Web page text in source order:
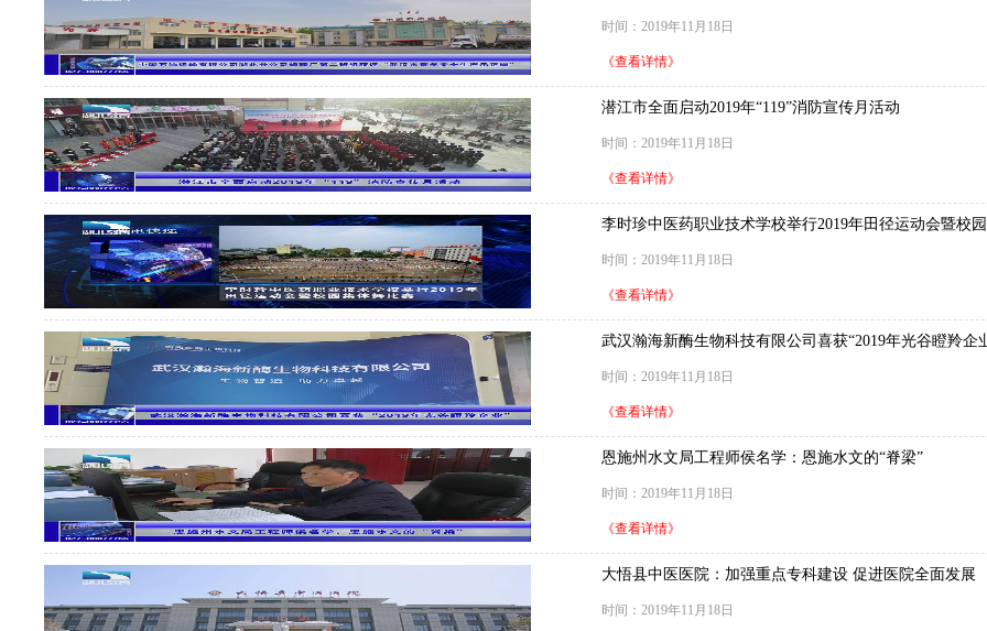
时间：2019年11月18日
《查看详情》
潜江市全面启动2019年“119”消防宣传月活动
时间：2019年11月18日
《查看详情》
李时珍中医药职业技术学校举行2019年田径运动会暨校
时间：2019年11月18日
《查看详情》
武汉瀚海新酶生物科技有限公司喜获“2019年光谷瞪羚企
时间：2019年11月18日
《查看详情》
恩施州水文局工程师侯名学：恩施水文的“脊梁”
时间：2019年11月18日
《查看详情》
大悟县中医医院：加强重点专科建设 促进医院全面发展
时间：2019年11月18日